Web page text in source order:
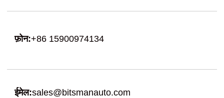
फ़ोन:+86 15900974134
ईमेल:sales@bitsmanauto.com